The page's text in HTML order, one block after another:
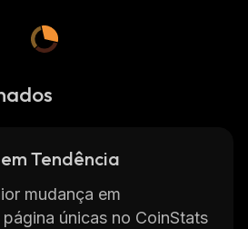
Tendência
mudança em
únicas no CoinStats